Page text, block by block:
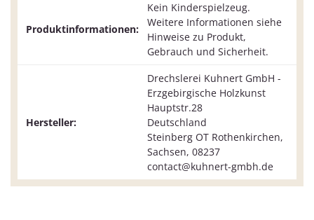
Produktinformationen:
Kein Kinderspielzeug.
Weitere Informationen siehe
Hinweise zu Produkt,
Gebrauch und Sicherheit.
Hersteller:
Drechslerei Kuhnert GmbH -
Erzgebirgische Holzkunst
Hauptstr.28
Deutschland
Steinberg OT Rothenkirchen,
Sachsen, 08237
contact@kuhnert-gmbh.de